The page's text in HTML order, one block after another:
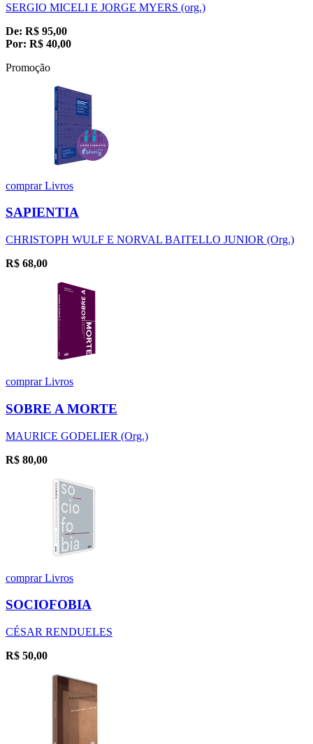
SERGIO MICELI E JORGE MYERS (org.)
De: R$ 95,00
Por: R$ 40,00
Promoção
comprarLivros
SAPIENTIA
CHRISTOPH WULF E NORVAL BAITELLO JUNIOR (Org.)
R$ 68,00
comprarLivros
SOBRE A MORTE
MAURICE GODELIER (Org.)
R$ 80,00
comprarLivros
SOCIOFOBIA
CÉSAR RENDUELES
R$ 50,00